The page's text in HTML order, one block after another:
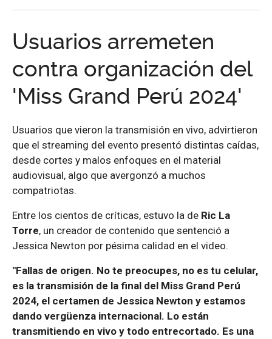
Usuarios arremeten
contra organización del
'Miss Grand Perú 2024'
Usuarios que vieron la transmisión en vivo, advirtieron
que el streaming del evento presentó distintas caídas,
desde cortes y malos enfoques en el material
audiovisual, algo que avergonzó a muchos
compatriotas.
Entre los cientos de críticas, estuvo la de Ric La
Torre, un creador de contenido que sentenció a
Jessica Newton por pésima calidad en el video.
"Fallas de origen. No te preocupes, no es tu celular,
es la transmisión de la final del Miss Grand Perú
2024, el certamen de Jessica Newton y estamos
dando vergüenza internacional. Lo están
transmitiendo en vivo y todo entrecortado. Es una